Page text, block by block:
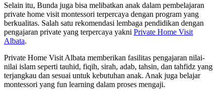
Selain itu, Bunda juga bisa melibatkan anak dalam pembelajaran
private home visit montessori terpercaya dengan program yang
berkualitas. Salah satu rekomendasi lembaga pendidikan dengan
pengajaran private yang terpercaya yakni Private Home Visit
Albata.
Private Home Visit Albata memberikan fasilitas pengajaran nilai-
nilai islam seperti tauhid, fiqih, sirah, adab, tahsin, dan tahfidz yang
terjangkau dan sesuai untuk kebutuhan anak. Anak juga belajar
montessori yang fun learning dalam proses mengaji.